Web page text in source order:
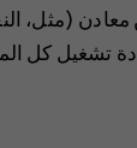
معادن (مثل،
تشغيل كل